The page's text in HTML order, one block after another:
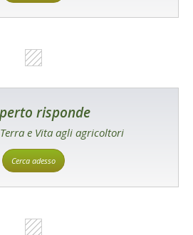
risponde
e Vita agli agricoltori
Cerca adesso